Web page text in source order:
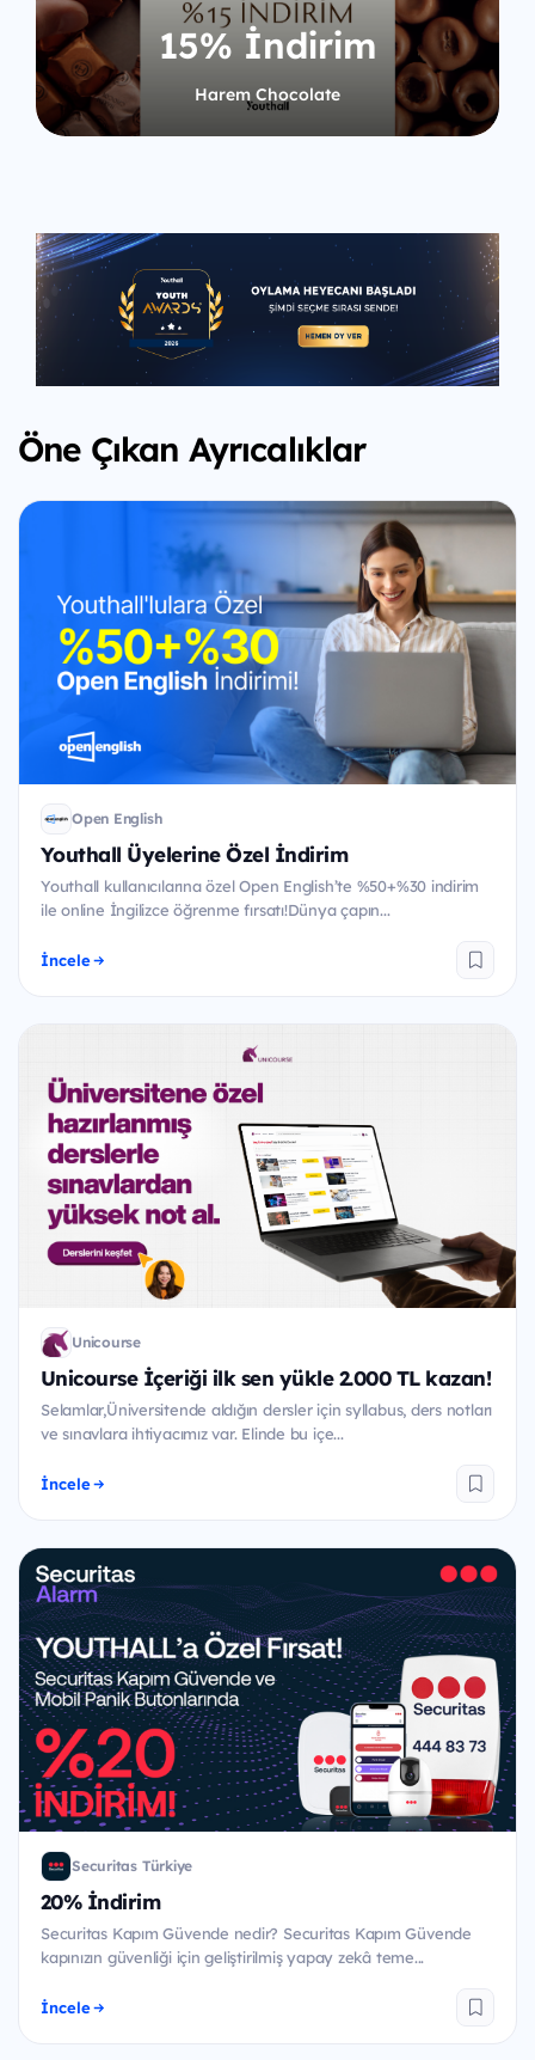
15% İndirim
Harem Chocolate
Öne Çıkan Ayrıcalıklar
Open English
Youthall Üyelerine Özel İndirim
Youthall kullanıcılarına özel Open English’te %50+%30 indirim
ile online İngilizce öğrenme fırsatı!Dünya çapın...
İncele
Unicourse
Unicourse İçeriği ilk sen yükle 2.000 TL kazan!
Selamlar,Üniversitende aldığın dersler için syllabus, ders notları
ve sınavlara ihtiyacımız var. Elinde bu içe...
İncele
Securitas Türkiye
20% İndirim
Securitas Kapım Güvende nedir? Securitas Kapım Güvende
kapınızın güvenliği için geliştirilmiş yapay zekâ teme...
İncele